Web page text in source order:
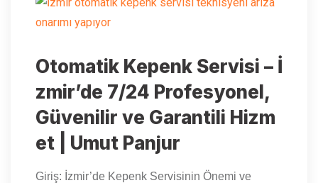
Otomatik Kepenk Servisi – İ
zmir’de 7/24 Profesyonel,
Güvenilir ve Garantili Hizm
et | Umut Panjur
Giriş: İzmir’de Kepenk Servisinin Önemi ve